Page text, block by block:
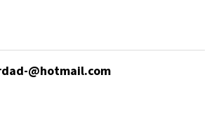
@hotmail.com